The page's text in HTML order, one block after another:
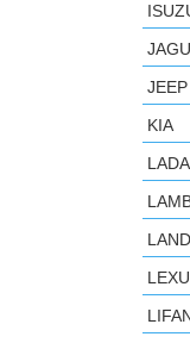
JEEP
KIA
LADA